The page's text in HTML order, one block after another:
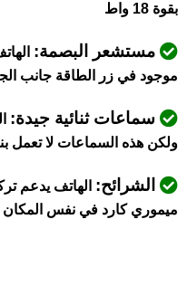
بقوة 18 واط
مستشعر البصمة:
موجود في زر الطاقة جانب
سماعات ثنائية جيدة:
ولكن هذه السماعات لا تعمل
الشرائح:
ميموري كارد في نفس المكان